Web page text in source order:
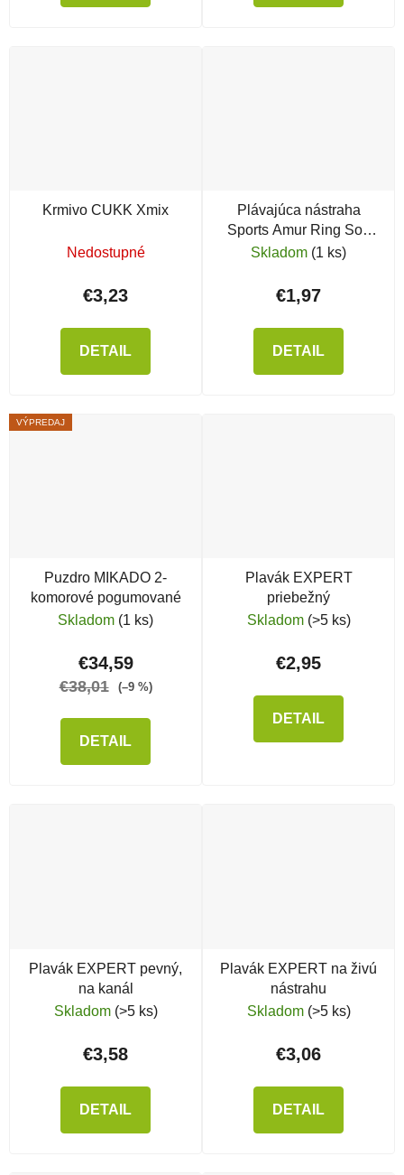
Krmivo CUKK Xmix
Nedostupné
€3,23
DETAIL
Plávajúca nástraha
Sports Amur Ring Soft
Baits
Skladom (1 ks)
€1,97
DETAIL
VÝPREDAJ
Puzdro MIKADO 2-
komorové pogumované
Skladom (1 ks)
€34,59
€38,01 (–9 %)
DETAIL
Plavák EXPERT
priebežný
Skladom (>5 ks)
€2,95
DETAIL
Plavák EXPERT pevný,
na kanál
Skladom (>5 ks)
€3,58
DETAIL
Plavák EXPERT na živú
nástrahu
Skladom (>5 ks)
€3,06
DETAIL